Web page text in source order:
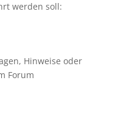
werden soll:
Hinweise oder
Forum